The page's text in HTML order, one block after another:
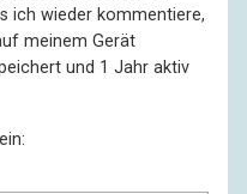
ich wieder kommentiere,
meinem Gerät
und 1 Jahr aktiv